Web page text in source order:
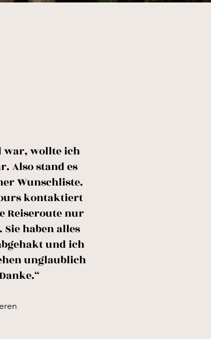
war, wollte ich
Also stand es
Wunschliste.
kontaktiert
Reiseroute nur
haben alles
und ich
unglaublich